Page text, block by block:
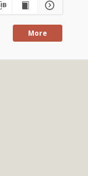
More